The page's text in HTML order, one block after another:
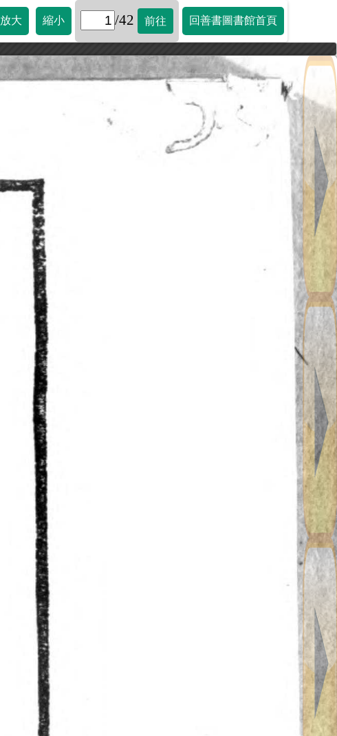
放大 縮小 /42 前往 回善書圖書館首頁